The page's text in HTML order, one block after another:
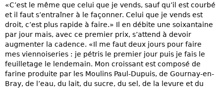
«C’est le même que celui que je vends, sauf qu’il est courbé
et il faut s’entraîner à le façonner. Celui que je vends est
droit, c’est plus rapide à faire.» Il en débite une soixantaine
par jour mais, avec ce premier prix, s’attend à devoir
augmenter la cadence. «Il me faut deux jours pour faire
mes viennoiseries : je pétris le premier jour puis je fais le
feuilletage le lendemain. Mon croissant est composé de
farine produite par les Moulins Paul-Dupuis, de Gournay-en-
Bray, de l’eau, du lait, du sucre, du sel, de la levure et du